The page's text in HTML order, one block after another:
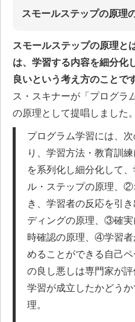
スモールステップの原理
スモールステップの原理と
は、学習する内容を細分化
良いという考え方のことです
ス・スキナーが「プログラ
の原理として提唱しました。
プログラム学習には、
り、学習方法・教育訓
を系列化し細分化して
ル・ステップの原理、
き、学習者の反応を引
ディングの原理、③確実
時確認の原理、④学習
めることができる自己
の良し悪しは専門家が
学習が成立したかどう
理。